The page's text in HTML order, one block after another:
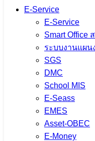
E-Service
E-Service
Smart Office
ระบบงานแผ
SGS
DMC
School MIS
E-Seass
EMES
Asset-OBEC
E-Money
จำนวนผู้ชม: 3,484
การประเมินจริย
30 มิถุนายน 2023
จำนวนผู้ชม: 2,545